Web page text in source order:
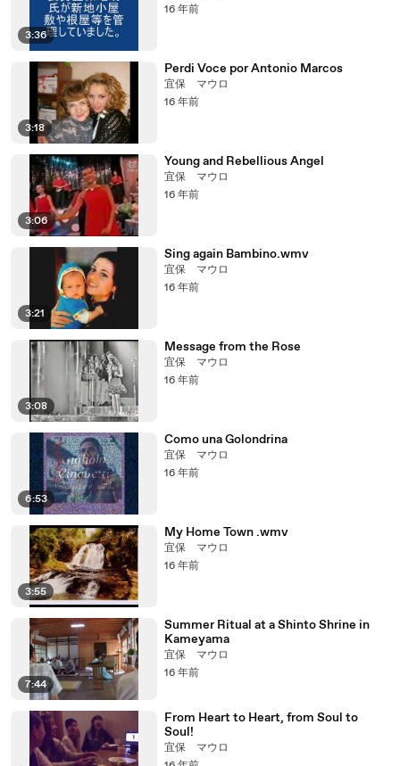
3:36
16 年前
3:18
Perdi Voce por Antonio Marcos
宜保 マウロ
16 年前
3:06
Young and Rebellious Angel
宜保 マウロ
16 年前
3:21
Sing again Bambino.wmv
宜保 マウロ
16 年前
3:08
Message from the Rose
宜保 マウロ
16 年前
6:53
Como una Golondrina
宜保 マウロ
16 年前
3:55
My Home Town .wmv
宜保 マウロ
16 年前
7:44
Summer Ritual at a Shinto Shrine in
Kameyama
宜保 マウロ
16 年前
From Heart to Heart, from Soul to
Soul!
宜保 マウロ